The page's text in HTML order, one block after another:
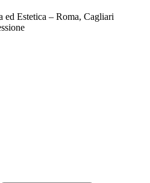
ed Estetica – Roma, Cagliari